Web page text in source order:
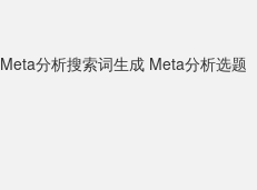
Meta分析搜索词生成 Meta分析选题